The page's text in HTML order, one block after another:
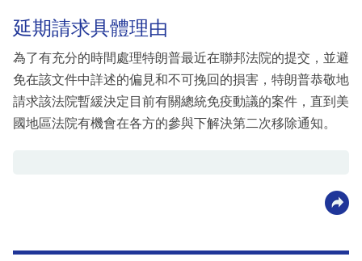
延期請求具體理由
為了有充分的時間處理特朗普最近在聯邦法院的提交，並避
免在該文件中詳述的偏見和不可挽回的損害，特朗普恭敬地
請求該法院暫緩決定目前有關總統免疫動議的案件，直到美
國地區法院有機會在各方的參與下解決第二次移除通知。